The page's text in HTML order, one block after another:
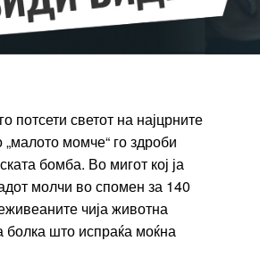
ИЗБЕРЕТЕ
Full member access:
Etiam est nibh, lobortis sit
Praesent euismod ac
Nullam eu erat condimentum
светот на најцрните
момче“ го здроби
бомба. Во мигот кој ја
молчи во спомен за 140
чија животна
болка што испраќа моќна